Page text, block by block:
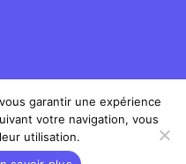
garantir une expérience
votre navigation, vous
utilisation.